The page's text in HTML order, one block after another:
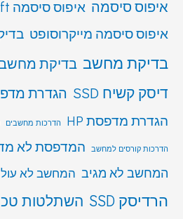
איפוס סיסמה איפוס סיסמה Microsoft
איפוס סיסמה מייקרוסופט
בדיקת מחשב בדיקת מחשב
דיסק קשיח SSD
הגדרת
הגדרת מדפסת HP הדרכות מחשבים
הדרכות קורסים למחשב המדפסת לא
המחשב לא מגיב המחשב לא עולה
הרדיסק SSD
השתלטות